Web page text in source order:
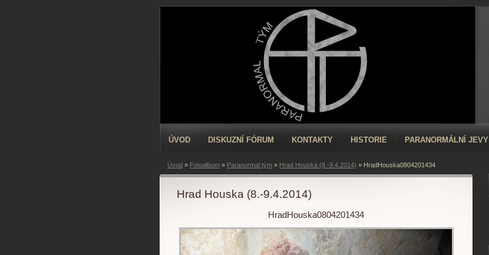
ÚVOD DISKUZNÍ FÓRUM KONTAKTY HISTORIE PARANORMÁLNÍ JEVY
Úvod » Fotoalbum » Paranormal tým » Hrad Houska (8.-9.4.2014) » HradHouska0804201434
Hrad Houska (8.-9.4.2014)
HradHouska0804201434